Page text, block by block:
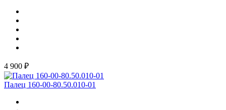
4 900 ₽
Палец 160-00-80.50.010-01